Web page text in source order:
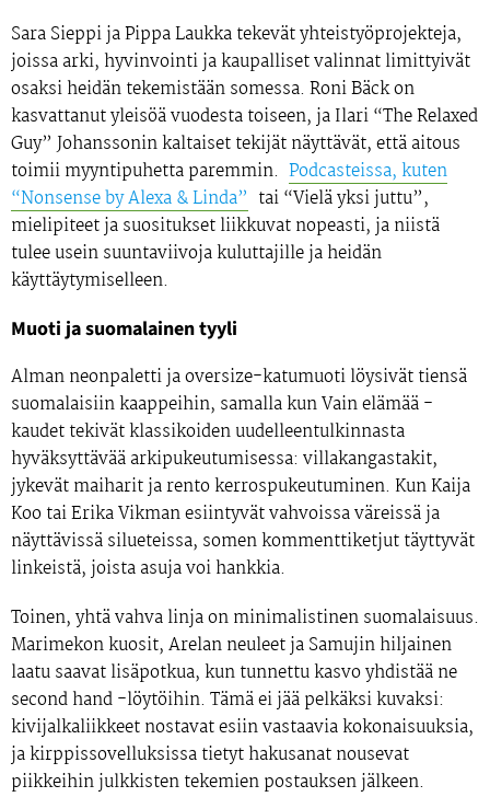
Sara Sieppi ja Pippa Laukka tekevät yhteistyöprojekteja,
joissa arki, hyvinvointi ja kaupalliset valinnat limittyivät
osaksi heidän tekemistään somessa. Roni Bäck on
kasvattanut yleisöä vuodesta toiseen, ja Ilari “The Relaxed
Guy” Johanssonin kaltaiset tekijät näyttävät, että aitous
toimii myyntipuhetta paremmin. Podcasteissa, kuten
“Nonsense by Alexa & Linda” tai “Vielä yksi juttu”,
mielipiteet ja suositukset liikkuvat nopeasti, ja niistä
tulee usein suuntaviivoja kuluttajille ja heidän
käyttäytymiselleen.
Muoti ja suomalainen tyyli
Alman neonpaletti ja oversize-katumuoti löysivät tiensä
suomalaisiin kaappeihin, samalla kun Vain elämää -
kaudet tekivät klassikoiden uudelleentulkinnasta
hyväksyttävää arkipukeutumisessa: villakangastakit,
jykevät maiharit ja rento kerrospukeutuminen. Kun Kaija
Koo tai Erika Vikman esiintyvät vahvoissa väreissä ja
näyttävissä silueteissa, somen kommenttiketjut täyttyvät
linkeistä, joista asuja voi hankkia.
Toinen, yhtä vahva linja on minimalistinen suomalaisuus.
Marimekon kuosit, Arelan neuleet ja Samujin hiljainen
laatu saavat lisäpotkua, kun tunnettu kasvo yhdistää ne
second hand -löytöihin. Tämä ei jää pelkäksi kuvaksi:
kivijalkaliikkeet nostavat esiin vastaavia kokonaisuuksia,
ja kirppissovelluksissa tietyt hakusanat nousevat
piikkeihin julkkisten tekemien postauksen jälkeen.